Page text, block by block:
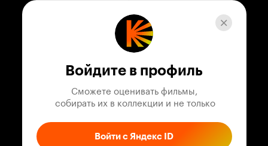
Музыка
Телепрограмма
Служба поддержки
Войдите в профиль
Сможете оценивать фильмы,
собирать их в коллекции и не только
Войти с Яндекс ID